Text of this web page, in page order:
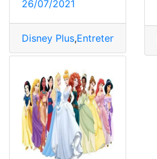
26/07/2021
Disney Plus,Entretenimiento